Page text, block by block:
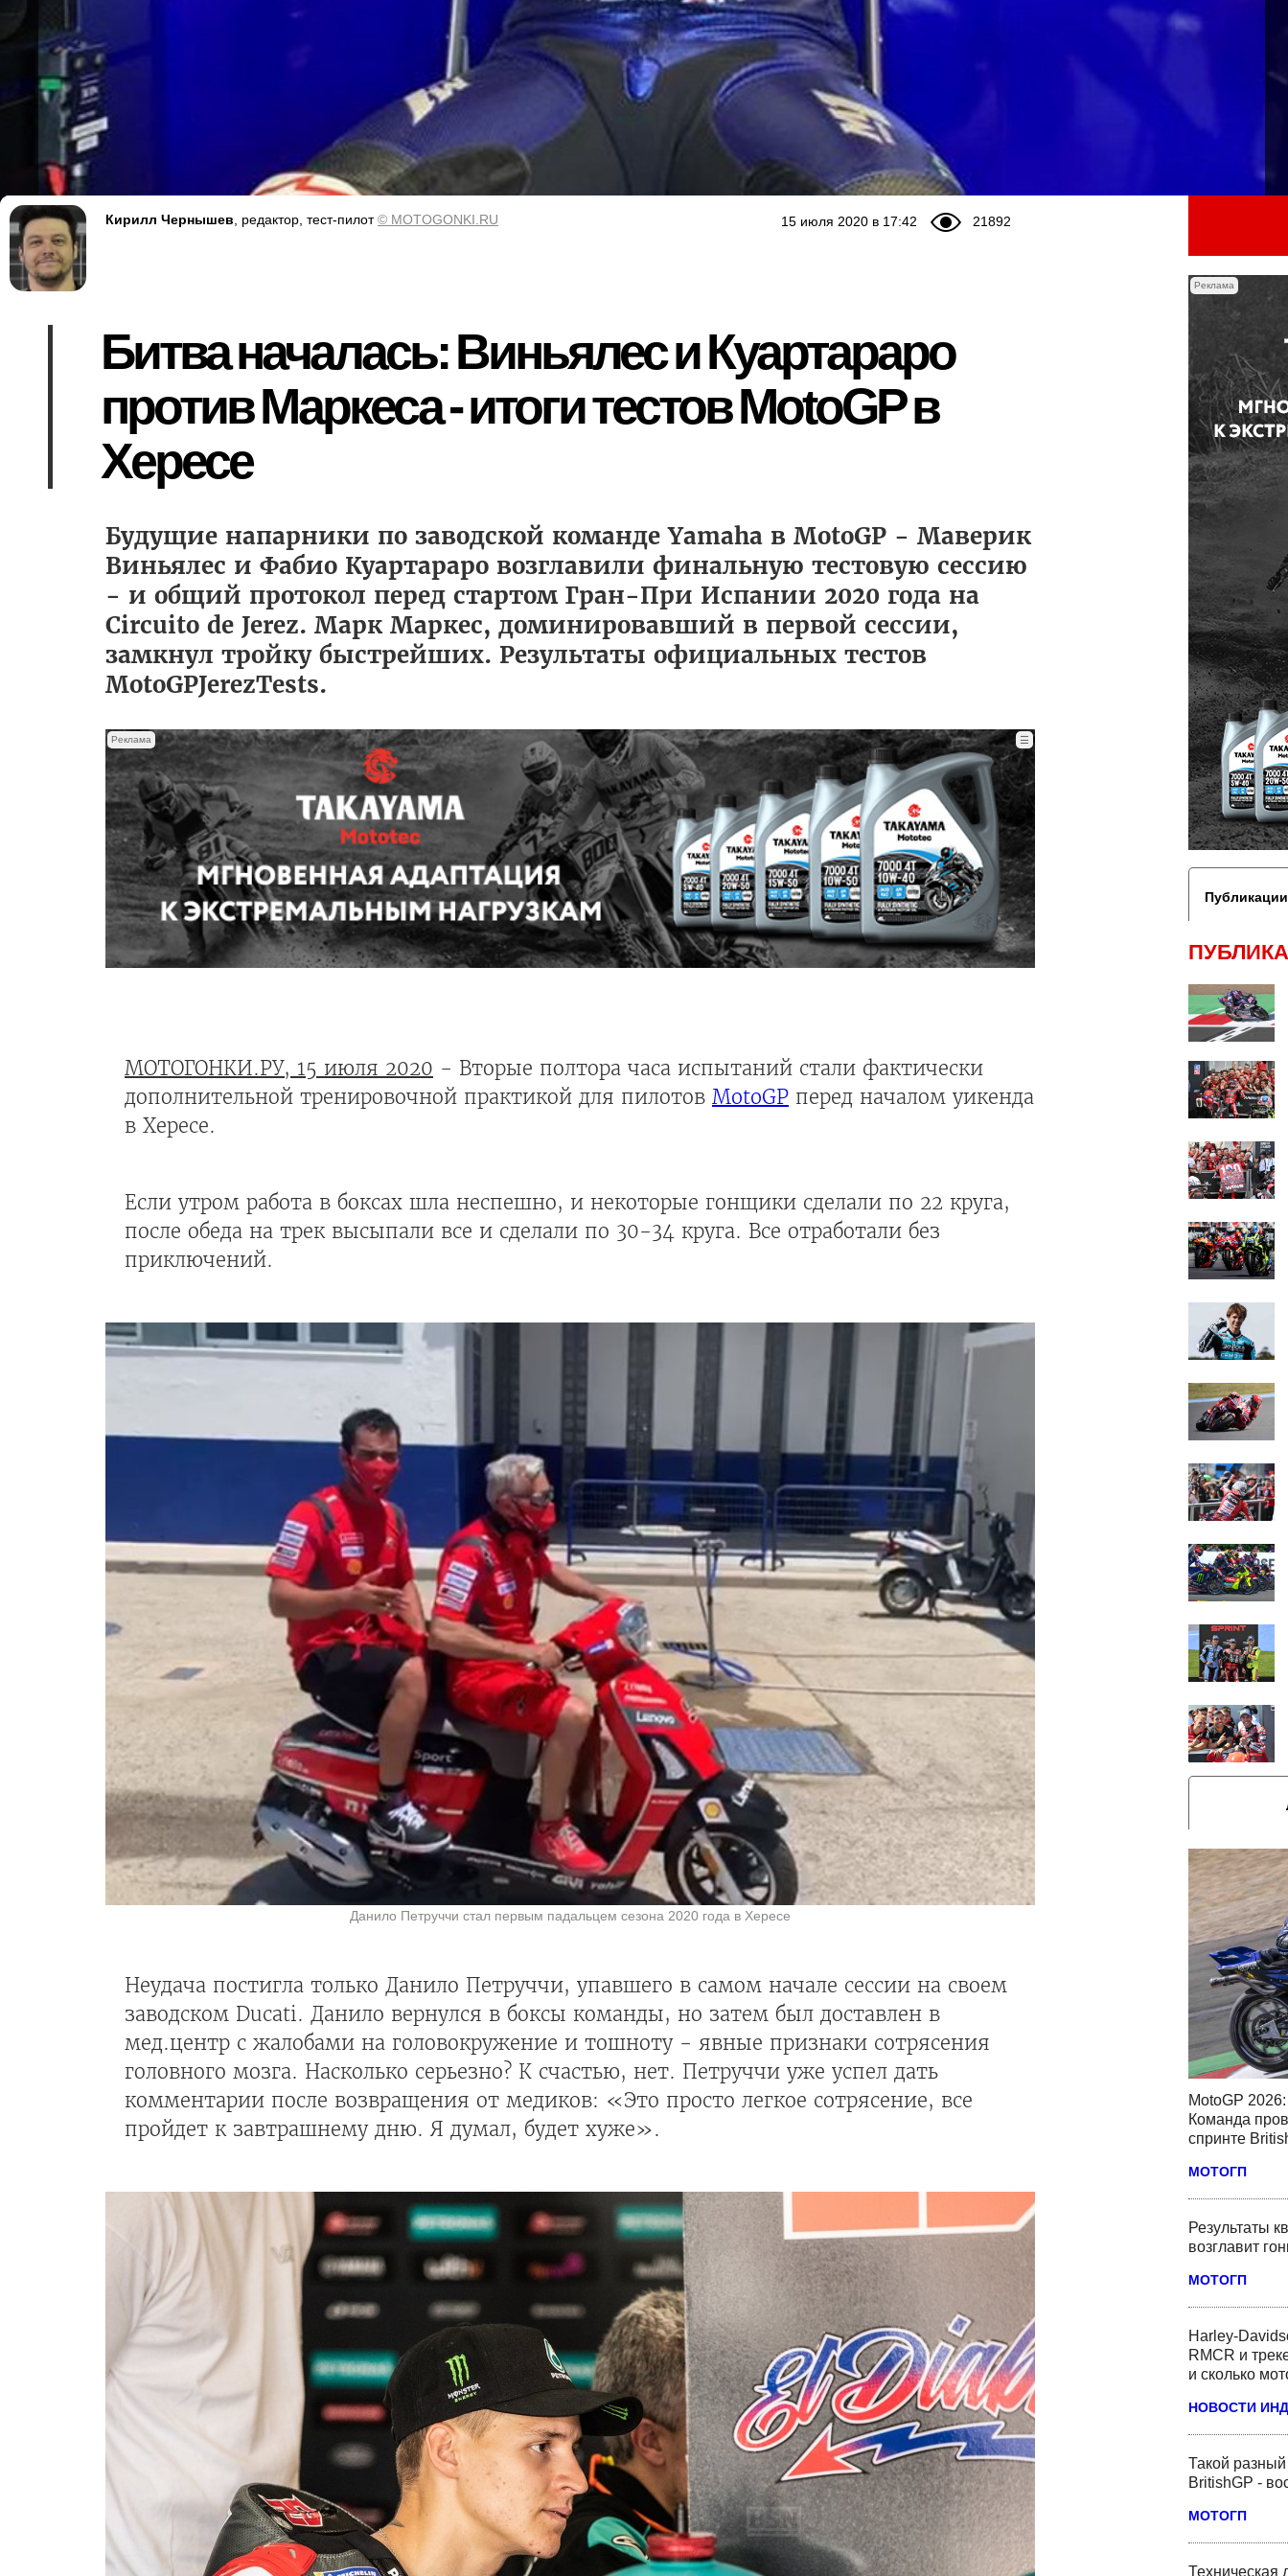
Реклама
MotoGP
Команда
спринте
МОТОГП
Результаты
возглавит
МОТОГП
Harley-
RMCR и
и сколько
НОВОСТИ
Такой
BritishGP -
МОТОГП
Техническая
21892
15 июля 2020 в 17:42
Кирилл Чернышев , редактор, тест-пилот© MOTOGONKI.RU
Битва началась: Виньялес и Куартараро
против Маркеса - итоги тестов MotoGP в
Хересе
Будущие напарники по заводской команде Yamaha в MotoGP - Маверик
Виньялес и Фабио Куартараро возглавили финальную тестовую сессию
- и общий протокол перед стартом Гран-При Испании 2020 года на
Circuito de Jerez. Марк Маркес, доминировавший в первой сессии,
замкнул тройку быстрейших. Результаты официальных тестов
MotoGPJerezTests.
Реклама ☰
МОТОГОНКИ.РУ, 15 июля 2020 - Вторые полтора часа испытаний стали фактически
дополнительной тренировочной практикой для пилотов MotoGP перед началом уикенда
в Хересе.
Если утром работа в боксах шла неспешно, и некоторые гонщики сделали по 22 круга,
после обеда на трек высыпали все и сделали по 30-34 круга. Все отработали без
приключений.
Данило Петруччи стал первым падальцем сезона 2020 года в Хересе
Неудача постигла только Данило Петруччи, упавшего в самом начале сессии на своем
заводском Ducati. Данило вернулся в боксы команды, но затем был доставлен в
мед.центр с жалобами на головокружение и тошноту - явные признаки сотрясения
головного мозга. Насколько серьезно? К счастью, нет. Петруччи уже успел дать
комментарии после возвращения от медиков: «Это просто легкое сотрясение, все
пройдет к завтрашнему дню. Я думал, будет хуже».